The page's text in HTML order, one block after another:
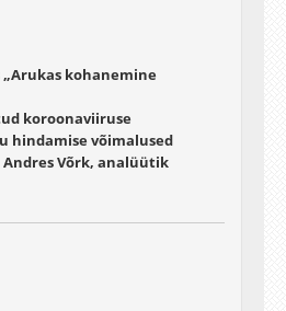
kohanemine
koroonaviiruse
hindamise võimalused
Võrk, analüütik